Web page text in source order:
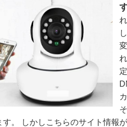
す。 しかしこちらのサイト情報